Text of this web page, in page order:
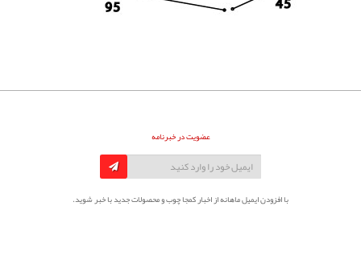
عضویت در خبرنامه
با افزودن ایمیل ماهانه از اخبار کمجا چوب و محصولات جدید با خبر شوید.